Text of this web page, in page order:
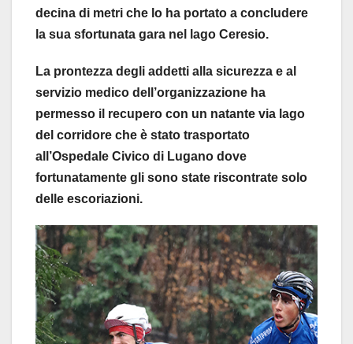
decina di metri che lo ha portato a concludere
la sua sfortunata gara nel lago Ceresio.
La prontezza degli addetti alla sicurezza e al
servizio medico dell’organizzazione ha
permesso il recupero con un natante via lago
del corridore che è stato trasportato
all’Ospedale Civico di Lugano dove
fortunatamente gli sono state riscontrate solo
delle escoriazioni.